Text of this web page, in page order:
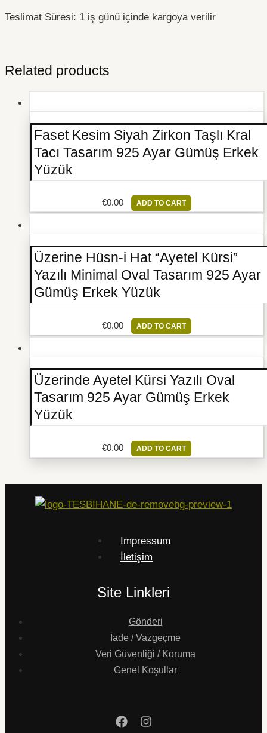
Teslimat Süresi: 1 iş günü içinde kargoya verilir
Related products
Faset Kesim Siyah Zirkon Taşlı Kral
Tacı Tasarım 925 Ayar Gümüş Erkek
Yüzük
€0.00 ADD TO CART
Üzerine Hüsn-i Hat “Ayetel Kürsi”
Yazılı Minimal Oval Tasarım 925 Ayar
Gümüş Erkek Yüzük
€0.00 ADD TO CART
Üzerinde Ayetel Kürsi Yazılı Oval
Tasarım 925 Ayar Gümüş Erkek
Yüzük
€0.00 ADD TO CART
Impressum
İletişim
Site Linkleri
Gönderi
İade / Vazgeçme
Veri Güvenliği / Koruma
Genel Koşullar